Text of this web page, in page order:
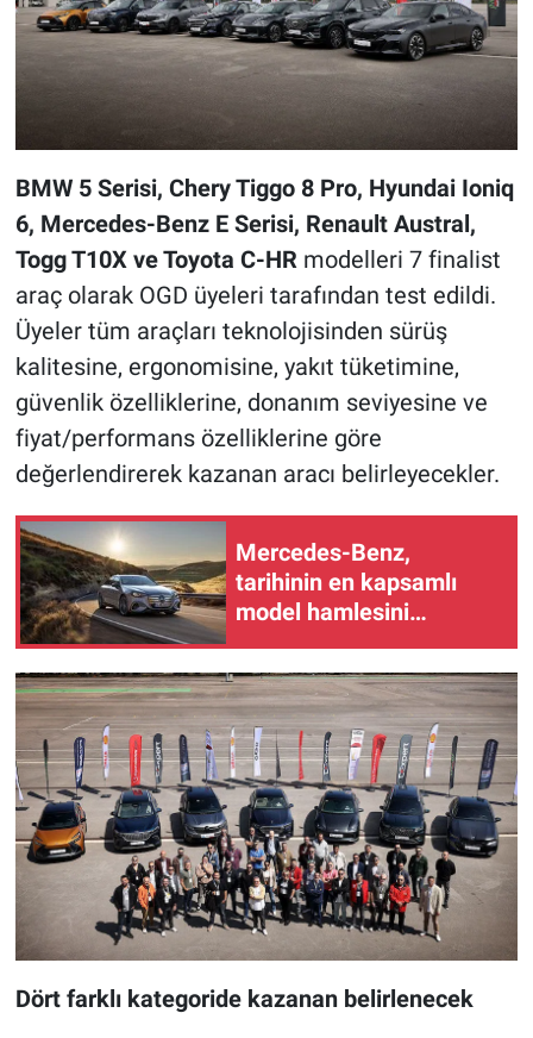
BMW 5 Serisi, Chery Tiggo 8 Pro, Hyundai Ioniq
6, Mercedes-Benz E Serisi, Renault Austral,
Togg T10X ve Toyota C-HR modelleri 7 finalist
araç olarak OGD üyeleri tarafından test edildi.
Üyeler tüm araçları teknolojisinden sürüş
kalitesine, ergonomisine, yakıt tüketimine,
güvenlik özelliklerine, donanım seviyesine ve
fiyat/performans özelliklerine göre
değerlendirerek kazanan aracı belirleyecekler.
Mercedes-Benz,
tarihinin en kapsamlı
model hamlesini
Dört farklı kategoride kazanan belirlenecek